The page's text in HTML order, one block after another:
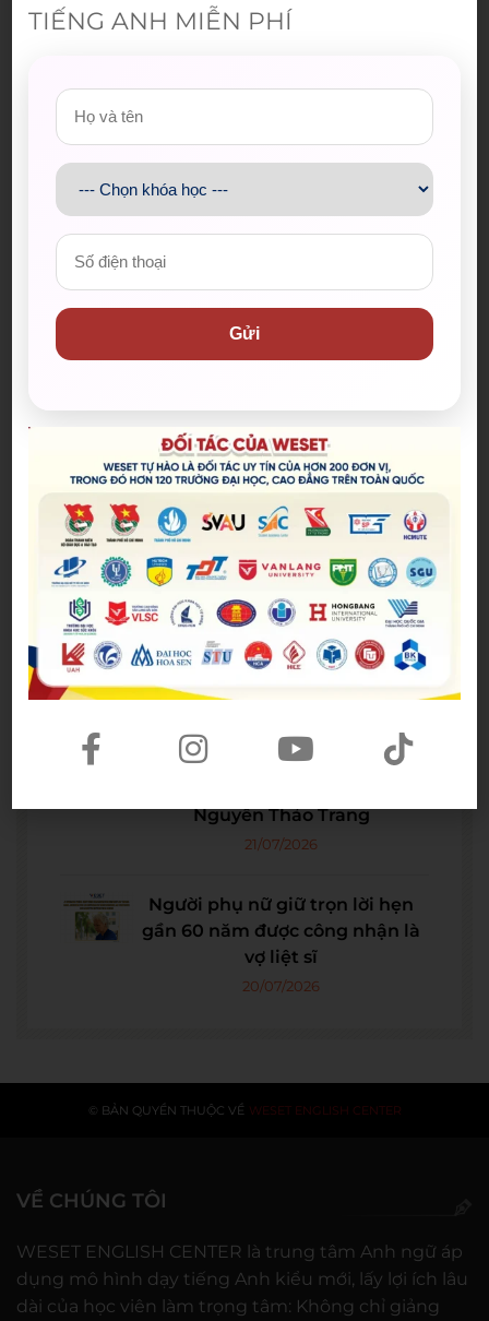
Bài viết mới nhất
Spider-Man: Brand New Day – Bộ
phim được kỳ vọng đưa MCU trở
lại thời kỳ đỉnh cao
04/08/2026
The Odyssey lập kỷ lục doanh
thu mở màn trong sự nghiệp
Christopher Nolan
WE SHARE: Ước mơ lớn từ một
Nguyễn Thảo Trang
21/07/2026
Người phụ nữ giữ trọn lời hẹn
gần 60 năm được công nhận là
vợ liệt sĩ
20/07/2026
© BẢN QUYỀN THUỘC VỀ WESET ENGLISH CENTER
VỀ CHÚNG TÔI
WESET ENGLISH CENTER là trung tâm Anh ngữ áp
dụng mô hình dạy tiếng Anh kiểu mới, lấy lợi ích lâu
dài của học viên làm trọng tâm: Không chỉ giảng
TIẾNG ANH MIỄN PHÍ
Gửi